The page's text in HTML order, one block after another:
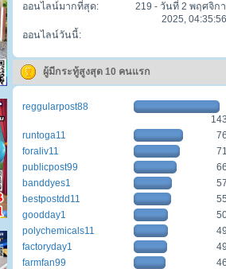
ออนไลน์มากที่สุด:
219 - วันที่ 2 พฤศจิก
2025,
ออนไลน์วันนี้:
ผู้มีกระทู้สูงสุด 10 คนแรก
reggularpost88
runtoga11
foraliv11
publicpost99
banddyes1
bestpostdd11
goodday1
polychemicals11
factoryday1
farmfan99